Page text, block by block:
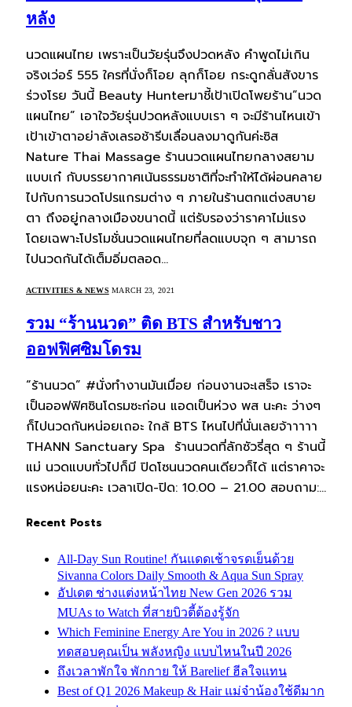
หลัง
นวดแผนไทย เพราะเป็นวัยรุ่นจึงปวดหลัง คำพูดไม่เกิน
จริงเว่อร์ 555 ใครที่นั่งก็โอย ลุกก็โอย กระดูกลั่นสังขาร
ร่วงโรย วันนี้ Beauty Hunterมาชี้เป้าเปิดโพยร้าน”นวด
แผนไทย” เอาใจวัยรุ่นปวดหลังแบบเรา ๆ จะมีร้านไหนเข้า
เป้าเข้าตาอย่าลังเลรอช้ารีบเลื่อนลงมาดูกันค่ะซิส
Nature Thai Massage ร้านนวดแผนไทยกลางสยาม
แบบเก๋ กับบรรยากาศเน้นธรรมชาติที่จะทำให้ได้ผ่อนคลาย
ไปกับการนวดโปรแกรมต่าง ๆ ภายในร้านตกแต่งสบาย
ตา ถึงอยู่กลางเมืองขนาดนี้ แต่รับรองว่าราคาไม่แรง
โดยเฉพาะโปรโมชั่นนวดแผนไทยที่ลดแบบจุก ๆ สามารถ
ไปนวดกันได้เต็มอิ่มตลอด…
ACTIVITIES & NEWS MARCH 23, 2021
รวม “ร้านนวด” ติด BTS สำหรับชาว
ออฟฟิศซิมโดรม
“ร้านนวด” #นั่งทำงานมันเมื่อย ก่อนงานจะเสร็จ เราจะ
เป็นออฟฟิศซินโดรมซะก่อน แอดเป็นห่วง พส นะคะ ว่างๆ
ก็ไปนวดกันหน่อยเถอะ ใกล้ BTS ไหนไปที่นั่นเลยจ้าาาาา
THANN Sanctuary Spa ร้านนวดที่ลักซัวรี่สุด ๆ ร้านนี้
แม่ นวดแบบทั่วไปก็มี ปิดโซนนวดคนเดียวก็ได้ แต่ราคาจะ
แรงหน่อยนะคะ เวลาเปิด-ปิด: 10.00 – 21.00 สอบถาม:…
Recent Posts
All-Day Sun Routine! กันแดดเช้าจรดเย็นด้วย
Sivanna Colors Daily Smooth & Aqua Sun Spray
อัปเดต ช่างแต่งหน้าไทย New Gen 2026 รวม
MUAs to Watch ที่สายบิวตี้ต้องรู้จัก
Which Feminine Energy Are You in 2026 ? แบบ
ทดสอบคุณเป็น พลังหญิง แบบไหนในปี 2026
ถึงเวลาพักใจ พักกาย ให้ Barelief ฮีลใจแทน
Best of Q1 2026 Makeup & Hair แม่จ๋าน้องใช้ดีมาก